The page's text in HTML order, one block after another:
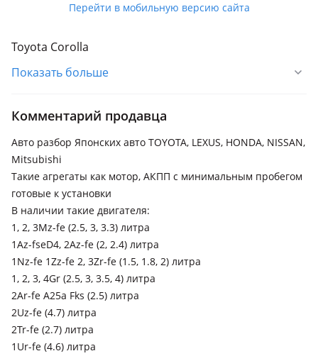
Перейти в мобильную версию сайта
Toyota Corolla
Toyota Land Cruiser Prado
Honda CR-V
Honda Odyssey
Lexus ES 300
Lexus RX 300
Показать больше
Комментарий продавца
Авто разбор Японских авто TOYOTA, LEXUS, HONDA, NISSAN,
Mitsubishi
Такие агрегаты как мотор, АКПП с минимальным пробегом
готовые к установки
В наличии такие двигателя:
1, 2, 3Mz-fe (2.5, 3, 3.3) литра
1Az-fseD4, 2Az-fe (2, 2.4) литра
1Nz-fe 1Zz-fe 2, 3Zr-fe (1.5, 1.8, 2) литра
1, 2, 3, 4Gr (2.5, 3, 3.5, 4) литра
2Ar-fe A25a Fks (2.5) литра
2Uz-fe (4.7) литра
2Tr-fe (2.7) литра
1Ur-fe (4.6) литра